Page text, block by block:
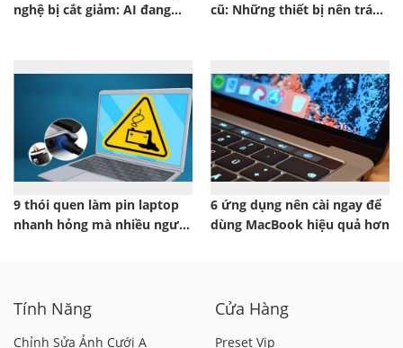
nghệ bị cắt giảm: AI đang
cũ: Những thiết bị nên tránh
9 thói quen làm pin laptop
nhanh hỏng mà nhiều người
6 ứng dụng nên cài ngay để
dùng MacBook hiệu quả hơn
Tính Năng
Chỉnh Sửa Ảnh Cưới A
Cửa Hàng
Preset Vip